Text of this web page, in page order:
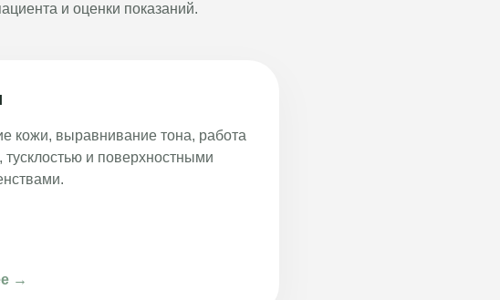
и оценки показаний.
кожи, выравнивание тона, работа
тусклостью и поверхностными
→